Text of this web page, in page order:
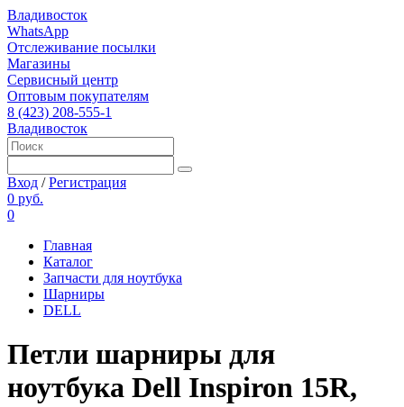
Владивосток
WhatsApp
Отслеживание посылки
Магазины
Сервисный центр
Оптовым покупателям
8 (423) 208-555-1
Владивосток
Вход /Регистрация
0 руб.
0
Главная
Каталог
Запчасти для ноутбука
Шарниры
DELL
Петли шарниры для
ноутбука Dell Inspiron 15R,